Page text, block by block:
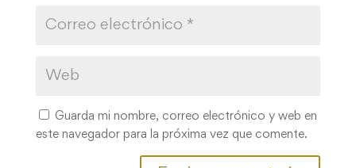
Guarda mi nombre, correo electrónico y web en
este navegador para la próxima vez que comente.